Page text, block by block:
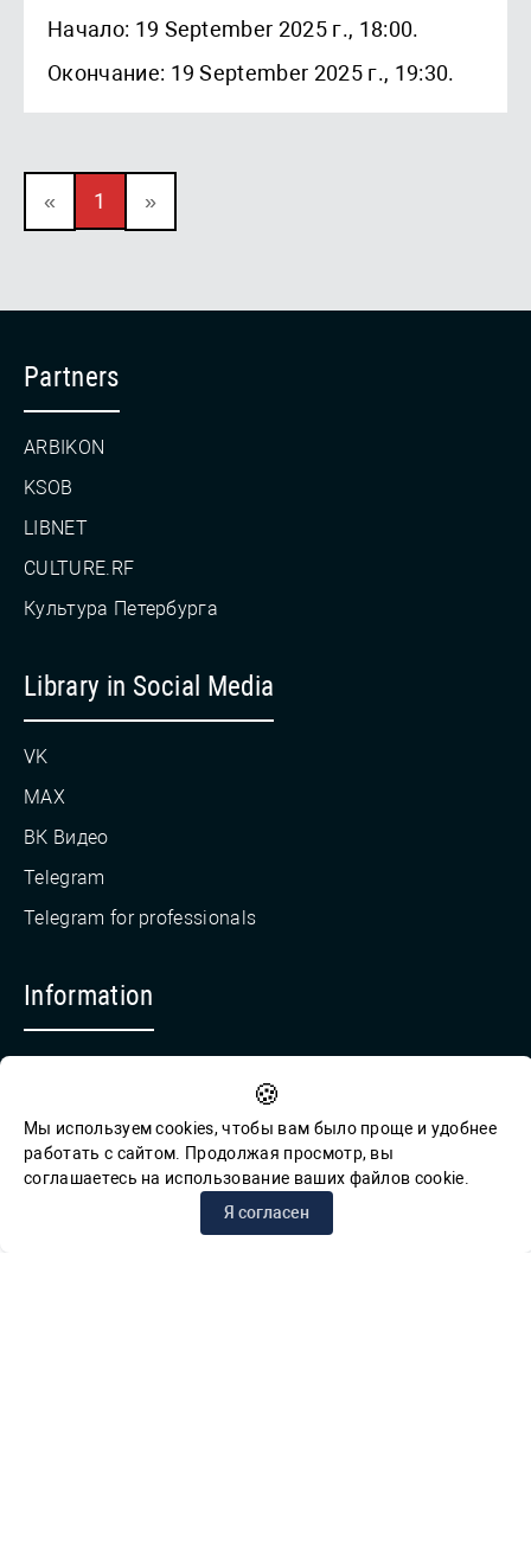
Начало: 19 September 2025 г., 18:00.
Окончание: 19 September 2025 г., 19:30.
« 1 »
Partners
ARBIKON
KSOB
LIBNET
CULTURE.RF
Культура Петербурга
Library in Social Media
VK
MAX
ВК Видео
Telegram
Telegram for professionals
Information
Feedback for reports of corruption
© СПб ГБУК ГСЦБС, 2012-2026 гг.
🍪
Мы используем cookies, чтобы вам было проще и удобнее
работать с сайтом. Продолжая просмотр, вы
соглашаетесь на использование ваших файлов cookie.
Я согласен